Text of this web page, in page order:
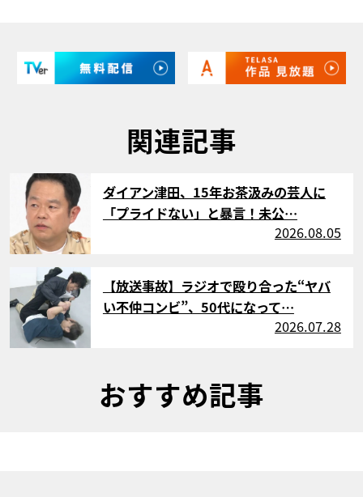
関連記事
ダイアン津田、15年お茶汲みの芸人に
「プライドない」と暴言！未公…
2026.08.05
【放送事故】ラジオで殴り合った“ヤバ
い不仲コンビ”、50代になって…
2026.07.28
おすすめ記事